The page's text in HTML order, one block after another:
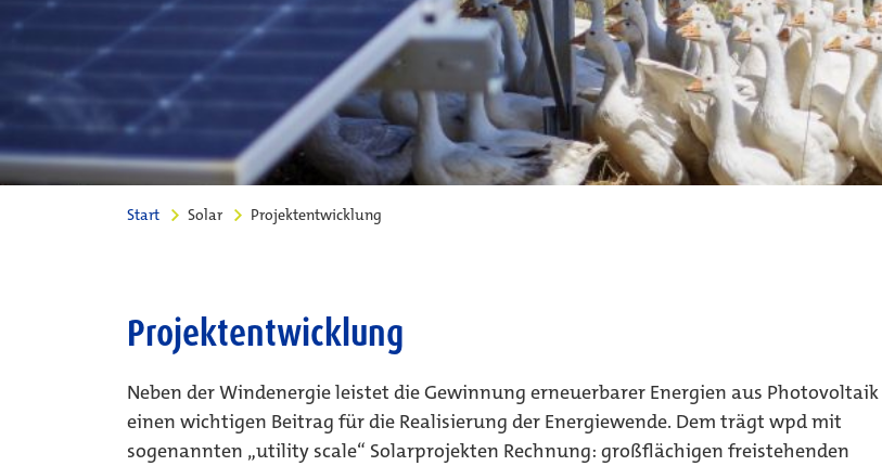
Start Solar Projektentwicklung
Projektentwicklung
Neben der Windenergie leistet die Gewinnung erneuerbarer Energien aus Photovoltaik
einen wichtigen Beitrag für die Realisierung der Energiewende. Dem trägt wpd mit
sogenannten „utility scale“ Solarprojekten Rechnung: großflächigen freistehenden